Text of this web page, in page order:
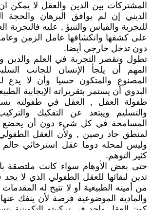
المشتركات بين الدين والعقل لا يمكن
الديني إن لم يوافق البرهان والحجة
للتجربة والقياس والتنبؤ , عليه فالتجربة
على كشفها وانكشافها عامل الزمن
دون تدخل خارجي أيضا.
تطول وتقصر التجربة في العلم والدين
المهم أن يلجأ الإنسان للجانب
المصنوع والمتكون حسيا وأن لا يدع
البدوي أن يستمر بتقريراته الإيجابية
طفولة العقل , العقل في طفولته
والتسليم ويبتعد عن التفكيك
المسامحة في كل شيء دون أن يخضع
لمنطق جاد رصين , ولأن العقل الطفولي
وليس لمحله دوما عقل استرخائي حالم
كثير التوهم.
حتى بعض الأوهام سواء كانت ملتصقة
تدين لبقائها للعقل الطفولي الذي لا
من أميته الطبيعية أو لا تتيح له المقدمات
والمادية الموضوعية فرصة لأن ينفك